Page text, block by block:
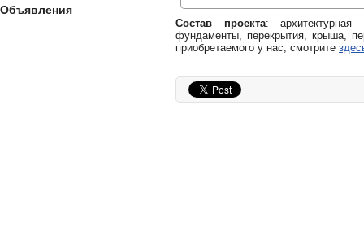
Объявления
Состав проекта:
фундаменты, перекрытия, крыша,
приобретаемого у нас, смотрите